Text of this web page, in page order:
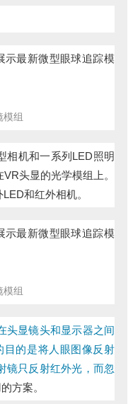
模组
相机和一系列LED照明
头显的光学模组上。
和红外相机。
模组
头显镜头和显示器之间
目的是将人眼图像反射
镜只反射红外光，而忽
方案。